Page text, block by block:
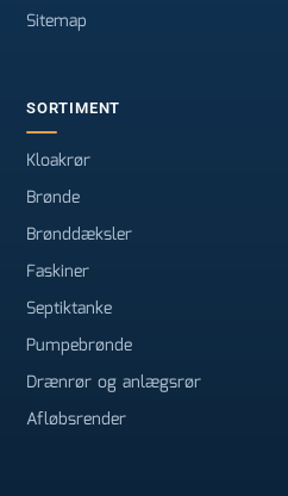
Sitemap
SORTIMENT
Kloakrør
Brønde
Brønddæksler
Faskiner
Septiktanke
Pumpebrønde
Drænrør og anlægsrør
Afløbsrender